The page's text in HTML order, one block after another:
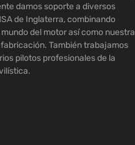
damos soporte a diversos
de Inglaterra, combinando
del motor así como nuestra
También trabajamos
pilotos profesionales de la